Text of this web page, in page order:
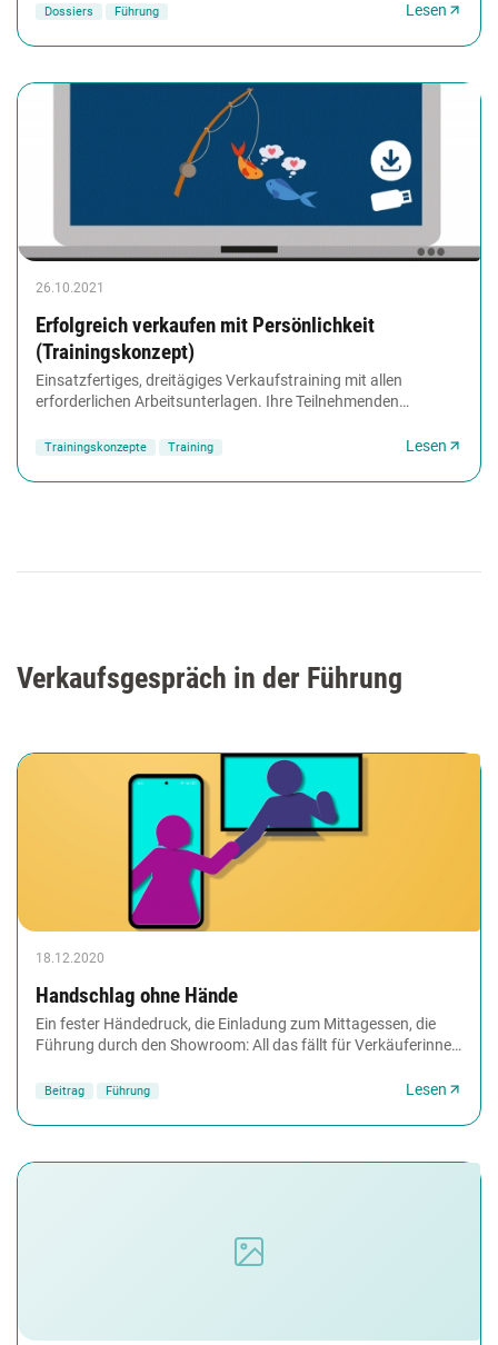
Dossiers Führung Lesen
26.10.2021
Erfolgreich verkaufen mit Persönlichkeit
(Trainingskonzept)
Einsatzfertiges, dreitägiges Verkaufstraining mit allen
erforderlichen Arbeitsunterlagen. Ihre Teilnehmenden
Trainingskonzepte Training Lesen
Verkaufsgespräch in der Führung
18.12.2020
Handschlag ohne Hände
Ein fester Händedruck, die Einladung zum Mittagessen, die
Führung durch den Showroom: All das fällt für Verkäuferinnen
Beitrag Führung Lesen